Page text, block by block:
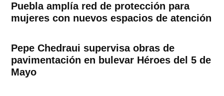
Puebla amplía red de protección para
mujeres con nuevos espacios de atención
Pepe Chedraui supervisa obras de
pavimentación en bulevar Héroes del 5 de
Mayo